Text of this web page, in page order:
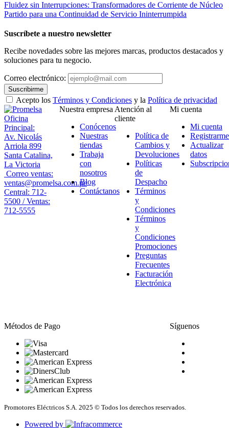
Fluidez sin Interrupciones: Transformadores de Corriente de Núcleo
Partido para una Continuidad de Servicio Ininterrumpida
Suscríbete a nuestro newsletter
Recibe novedades sobre las mejores marcas, productos destacados y
soluciones para tu negocio.
Correo electrónico:
Suscribirme
Acepto los Términos y Condiciones y la Política de privacidad
Oficina
Principal:
Av. Nicolás
Arriola 899
Santa Catalina,
La Victoria
Correo ventas:
ventas@promelsa.com.pe
Central: 712-
5500 / Ventas:
712-5555
Nuestra empresa
Conócenos
Nuestras
tiendas
Trabaja
con
nosotros
Blog
Contáctanos
Atención al
cliente
Política de
Cambios y
Devoluciones
Políticas
de
Despacho
Términos
y
Condiciones
Términos
y
Condiciones
Promociones
Preguntas
Frecuentes
Facturación
Electrónica
Mi cuenta
Mi cuenta
Registrarme
Actualizar
datos
Métodos de Pago Síguenos
Promotores Eléctricos S.A. 2025 © Todos los derechos reservados.
Powered by